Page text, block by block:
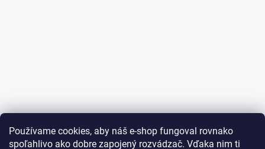
Používame cookies, aby náš e-shop fungoval rovnako
spoľahlivo ako dobre zapojený rozvádzač. Vďaka nim ti